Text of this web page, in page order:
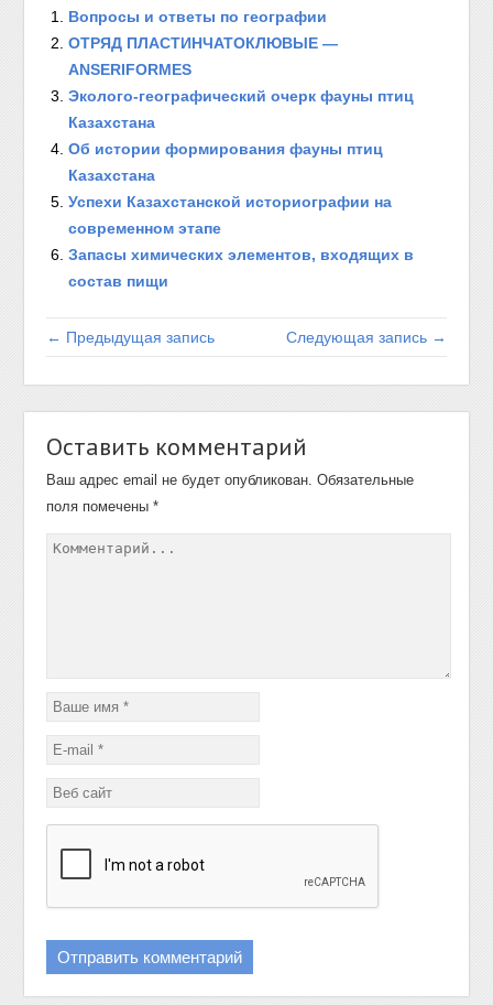
Вопросы и ответы по географии
ОТРЯД ПЛАСТИНЧАТОКЛЮВЫЕ —
ANSERIFORMES
Эколого-географический очерк фауны птиц
Казахстана
Об истории формирования фауны птиц
Казахстана
Успехи Казахстанской историографии на
современном этапе
Запасы химических элементов, входящих в
состав пищи
← Предыдущая запись Следующая запись →
Оставить комментарий
Ваш адрес email не будет опубликован. Обязательные
поля помечены*